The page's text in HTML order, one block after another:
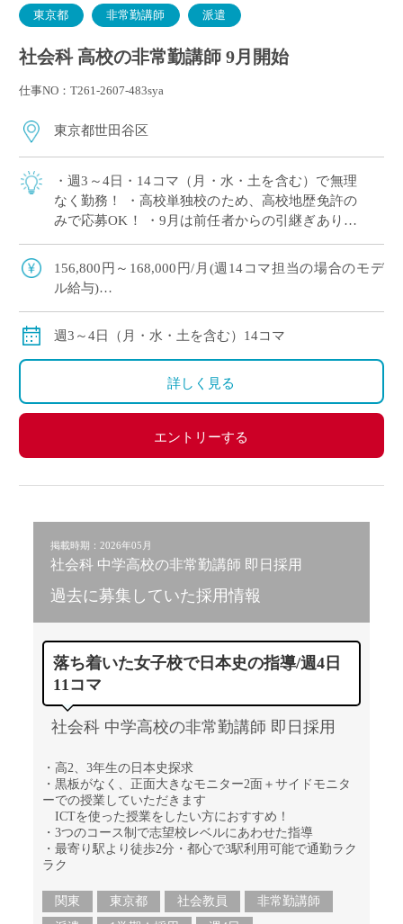
東京都 非常勤講師 派遣
社会科 高校の非常勤講師 9月開始
仕事NO：T261-2607-483sya
東京都世田谷区
・週3～4日・14コマ（月・水・土を含む）で無理
なく勤務！ ・高校単独校のため、高校地歴免許の
みで応募OK！ ・9月は前任者からの引継ぎあり！
らではの落ち着いた教育環境でご勤 […]
156,800円～168,000円/月(週14コマ担当の場合のモデ
ル給与)
◇交通費別途支給
週3～4日（月・水・土を含む）14コマ
詳しく見る
エントリーする
掲載時期：2026年05月
社会科 中学高校の非常勤講師 即日採用
過去に募集していた採用情報
落ち着いた女子校で日本史の指導/週4日
11コマ
社会科 中学高校の非常勤講師 即日採用
・高2、3年生の日本史探求
・黒板がなく、正面大きなモニター2面＋サイドモニタ
ーでの授業していただきます
ICTを使った授業をしたい方におすすめ！
・3つのコース制で志望校レベルにあわせた指導
・最寄り駅より徒歩2分・都心で3駅利用可能で通勤ラク
ラク
関東 東京都 社会教員
非常勤講師